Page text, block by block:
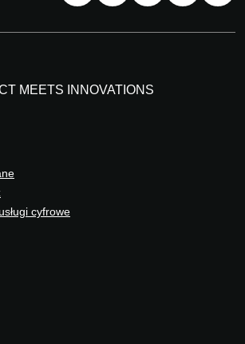
MEETS INNOVATIONS
cyfrowe